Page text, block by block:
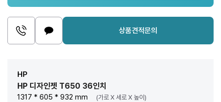
상품견적문의
HP
HP 디자인젯 T650 36인치
1317 * 605 * 932 mm (가로 X 세로 X 높이)